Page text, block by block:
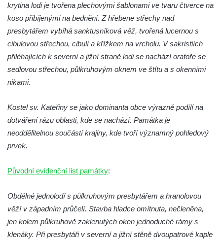
Kostel svatého Mikuláše v Mikulášovicích
Kaple Tří otců v Mikulášovicích
Kaple Andělů strážných (Fürleova kaple) v
Mikulášovicích
Kostel svatého Mikuláše v Třebušíně
Kostel svatých Fabiána a Šebestiána v
Kostel svatého Havla v Kuřívodech
Kaple Krista v žaláři u kostela Nalezení
svatého Kříže ve Frýdlantu
krytina lodi je tvořena plechovými šablonami ve tvaru čtverce na
koso přibíjenými na bednění. Z hřebene střechy nad
presbytářem vybíhá sanktusníková věž, tvořená lucernou s
cibulovou střechou, cibulí a křížkem na vrcholu. V sakristiích
přiléhajících k severní a jižní straně lodi se nachází oratoře se
sedlovou střechou, půlkruhovým oknem ve štítu a s okenními
nikami.
Kostel sv. Kateřiny se jako dominanta obce výrazně podílí na
dotváření rázu oblasti, kde se nachází. Památka je
neoddělitelnou součástí krajiny, kde tvoří významný pohledový
prvek.
Původní evidenční list památky:
Obdélné jednolodí s půlkruhovým presbytářem a hranolovou
věží v západním průčelí. Stavba hladce omítnuta, nečleněna,
jen kolem půlkruhově zaklenutých oken jednoduché rámy s
klenáky. Při presbytáři v severní a jižní stěně dvoupatrové kaple